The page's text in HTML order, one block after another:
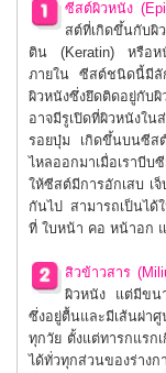
ซีสต์ผิวหนัง
สต์ที่เกิดขึ้นกับผิ
ติน (Keratin) หรือห
ภายใน ซีสต์ชนิดนี้มีลั
ผิวหนังซึ่งยึดติดอยู่กับ
อาจมีรูเปิดที่ผิวหนังใ
รอยบุ๋ม เกิดขึ้นบนซีส
ไหลออกมาเมื่อเราบี
ให้ซีสต์มีการอักเสบ เ
กันไป สามารถเป็นได้
ที่ ใบหน้า คอ หน้าอก
สิวข้าวสาร
ผิวหนัง แต่มีขน
ซึ่งอยู่ตื้นและมีเส้นผ่า
ทุกวัย ตั้งแต่ทารกแรก
ได้ทั่วทุกส่วนของร่าง